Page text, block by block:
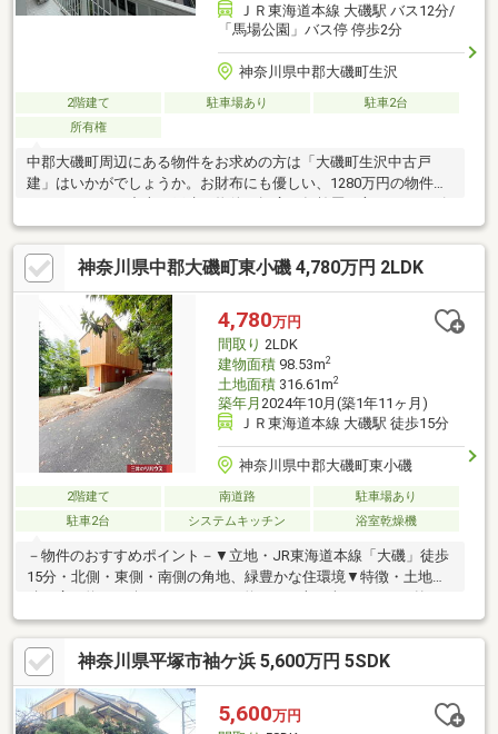
ＪＲ東海道本線 大磯駅 バス12分/
「馬場公園」バス停 停歩2分
神奈川県中郡大磯町生沢
2階建て 駐車場あり
駐車2台
所有権
中郡大磯町周辺にある物件をお求めの方は「大磯町生沢中古戸
建」はいかがでしょうか。お財布にも優しい、1280万円の物件と
なっています。中古の戸建て物件は幅広い年齢層の方からニーズ
があります。快適な生活を送れる4LDKの物件情報あります。中郡
大磯町についてお問い合わせいただければ、地域情報に詳しい当
社スタッフが対応いたします。もちろん不動産についてもご連絡
くださいませ。
神奈川県中郡大磯町東小磯 4,780万円 2LDK
4,780万円
間取り 2LDK
建物面積98.53m2
土地面積316.61m2
築年月 2024年10月(築1年11ヶ月)
ＪＲ東海道本線 大磯駅 徒歩15分
神奈川県中郡大磯町東小磯
2階建て 南道路
駐車場あり
駐車2台
システムキッチン 浴室乾燥機
－物件のおすすめポイント－▼立地・JR東海道本線「大磯」徒歩
15分・北側・東側・南側の角地、緑豊かな住環境▼特徴・土地面
らの視線が気になりにくい2階に配置・IHコンロ・食洗機搭載の壁
付型キッチン・家族と顔を合わせる機会が増えるリビング階段仕
様・洋室2室は南東・南西側に窓があり、陽当り良好・外壁は屋久
島の杉板を使用・駐車スペース2台分有(車種による)▼設備・浴室
換気乾燥機・WIC■ ご希望の住まい探しをお手伝いします
━━━━━・・・物件の詳細・ご相談はお気軽にお問い合わせく
神奈川県平塚市袖ケ浜 5,600万円 5SDK
5,600万円